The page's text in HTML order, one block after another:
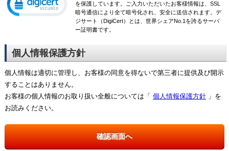
を保護しています。ご入力いただいたお客様情報は、SSL
暗号通信により全て暗号化され、安全に送信されます。デ
ジサート（DigiCert）とは、世界シェアNo.1を誇るサーバ
ー証明書です。
個人情報保護方針
個人情報は適切に管理し、お客様の同意を得ないで第三者に提供及び開示
することはありません。
お客様の個人情報のお取り扱い全般については「 個人情報保護方針」を
お読みください。